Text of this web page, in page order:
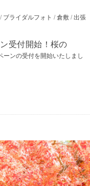
ブライダルフォト / 倉敷/ 出張
受付開始！桜の
ンの受付を開始いたしまし